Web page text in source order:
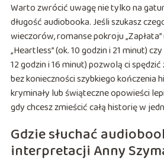
Warto zwrócić uwagę nie tylko na
długość audiobooka. Jeśli szukasz
wieczorów, romanse pokroju „Zapłata”
„Heartless” (ok. 10 godzin i 21 minut) czy
12 godzin i 16 minut) pozwolą ci
bez konieczności szybkiego kończenia
kryminały lub świąteczne opowieści
gdy chcesz zmieścić całą historię w
Gdzie słuchać
interpretacji Anny